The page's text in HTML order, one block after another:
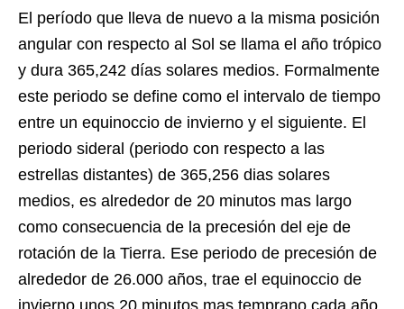
El período que lleva de nuevo a la misma posición
angular con respecto al Sol se llama el año trópico
y dura 365,242 días solares medios. Formalmente
este periodo se define como el intervalo de tiempo
entre un equinoccio de invierno y el siguiente. El
periodo sideral (periodo con respecto a las
estrellas distantes) de 365,256 dias solares
medios, es alrededor de 20 minutos mas largo
como consecuencia de la precesión del eje de
rotación de la Tierra. Ese periodo de precesión de
alrededor de 26.000 años, trae el equinoccio de
invierno unos 20 minutos mas temprano cada año.